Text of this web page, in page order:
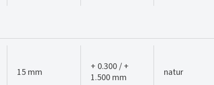
15 mm
+ 0.300 / +
1.500 mm
natur